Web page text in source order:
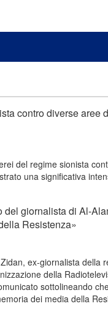
contro diverse aree
del regime sionista
una significativa
giornalista di Al-
Resistenza»
ex-giornalista della
della
sottolineando
dei media della